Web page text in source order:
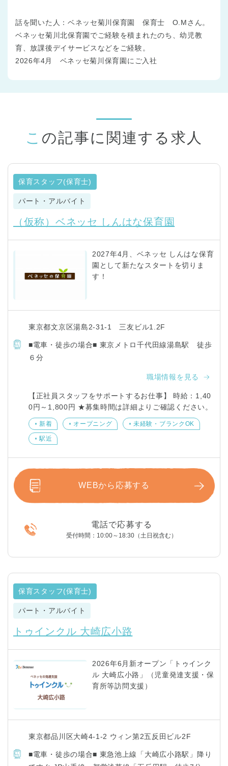
話を聞いた人：ベネッセ菊川保育園 保育士 O.Mさん。
ベネッセ菊川北保育園でご経験を積まれたのち、幼児教
育、放課後デイサービスなどをご経験。
2026年4月 ベネッセ菊川保育園にご入社
この記事に関連する求人
保育スタッフ(保育士)
パート・アルバイト
（仮称）ベネッセ しんはな保育園
2027年4月、ベネッセ しんはな保育
園として新たなスタートを切りま
す！
東京都文京区湯島2-31-1 三友ビル1.2F
■電車・徒歩の場合■ 東京メトロ千代田線湯島駅 徒歩
６分
職場情報を見る
【正社員スタッフをサポートするお仕事】 時給：1,40
0円～1,800円 ★募集時間は詳細よりご確認ください。
新着 オープニング 未経験・ブランクOK
駅近
WEBから応募する
電話で応募する
受付時間：10:00～18:30（土日祝含む）
保育スタッフ(保育士)
パート・アルバイト
トゥインクル 大崎広小路
2026年6月新オープン「トゥインク
ル 大崎広小路」（児童発達支援・保
育所等訪問支援）
東京都品川区大崎4-1-2 ウィン第2五反田ビル2F
■電車・徒歩の場合■ 東急池上線「大崎広小路駅」降り